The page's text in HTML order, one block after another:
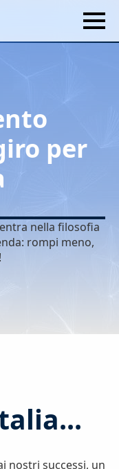
per
nella filosofia
rompi meno,
nostri successi, un